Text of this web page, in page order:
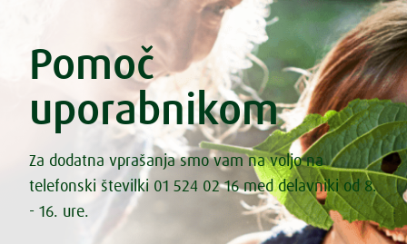
Pomoč
uporabnikom
Za dodatna vprašanja smo vam na voljo na
telefonski številki 01 524 02 16 med delavniki od 8.
- 16. ure.